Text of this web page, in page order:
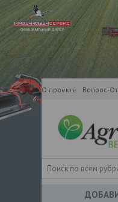
О проекте Вопрос-